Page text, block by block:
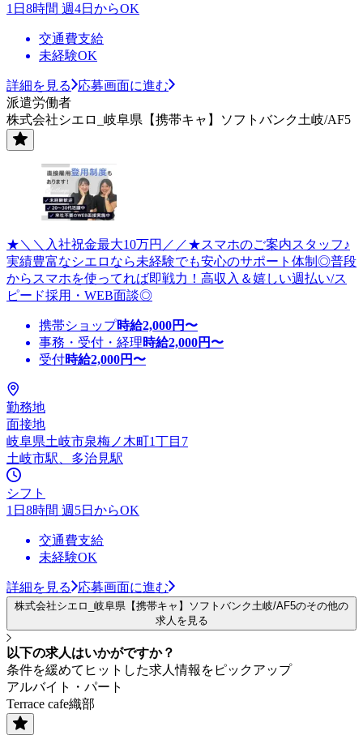
1日8時間 週4日からOK
交通費支給
未経験OK
詳細を見る
応募画面に進む
派遣労働者
株式会社シエロ_岐阜県【携帯キャ】ソフトバンク土岐/AF5
★＼＼入社祝金最大10万円／／★スマホのご案内スタッフ♪
実績豊富なシエロなら未経験でも安心のサポート体制◎普段
からスマホを使ってれば即戦力！高収入＆嬉しい週払い/ス
ピード採用・WEB面談◎
携帯ショップ時給2,000円〜
事務・受付・経理時給2,000円〜
受付時給2,000円〜
勤務地
面接地
岐阜県土岐市泉梅ノ木町1丁目7
土岐市駅、多治見駅
シフト
1日8時間 週5日からOK
交通費支給
未経験OK
詳細を見る 応募画面に進む
株式会社シエロ_岐阜県【携帯キャ】ソフトバンク土岐/AF5のその他の
求人を見る
以下の求人はいかがですか？
条件を緩めてヒットした求人情報をピックアップ
アルバイト・パート
Terrace cafe織部